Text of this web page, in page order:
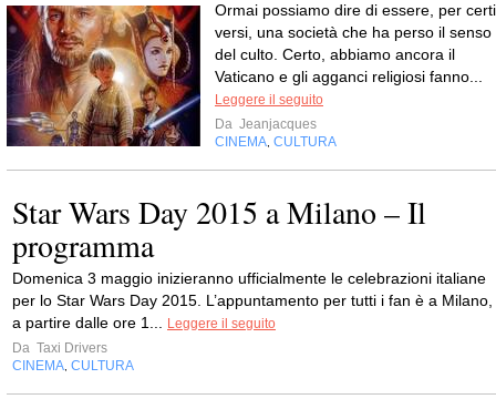
Ormai possiamo dire di essere, per certi
versi, una società che ha perso il senso
del culto. Certo, abbiamo ancora il
Vaticano e gli agganci religiosi fanno...
Leggere il seguito
Da Jeanjacques
CINEMA, CULTURA
Star Wars Day 2015 a Milano – Il
programma
Domenica 3 maggio inizieranno ufficialmente le celebrazioni italiane
per lo Star Wars Day 2015. L’appuntamento per tutti i fan è a Milano,
a partire dalle ore 1... Leggere il seguito
Da Taxi Drivers
CINEMA, CULTURA